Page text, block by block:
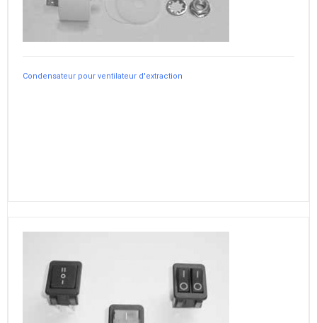
Condensateur pour ventilateur d'extraction